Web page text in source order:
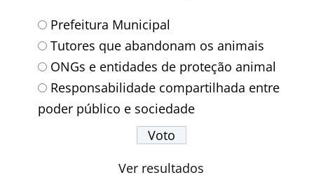
Prefeitura Municipal
Tutores que abandonam os animais
ONGs e entidades de proteção animal
Responsabilidade compartilhada entre
poder público e sociedade
Ver resultados